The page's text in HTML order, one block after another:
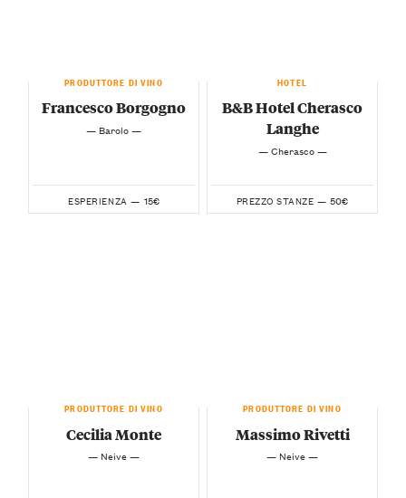
PRODUTTORE DI VINO
Francesco Borgogno
— Barolo —
ESPERIENZA — 15€
HOTEL
B&B Hotel Cherasco
Langhe
— Cherasco —
PREZZO STANZE — 50€
PRODUTTORE DI VINO
Cecilia Monte
— Neive —
PRODUTTORE DI VINO
Massimo Rivetti
— Neive —